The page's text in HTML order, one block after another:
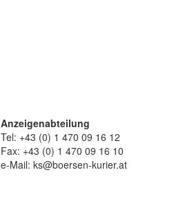
Anzeigenabteilung
Tel: +43 (0) 1 470 09 16 12
Fax: +43 (0) 1 470 09 16 10
e-Mail: ks@boersen-kurier.at